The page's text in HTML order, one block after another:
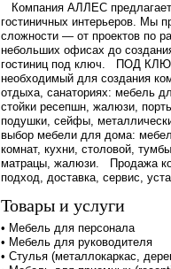
Компания АЛЛЕС
гостиничных интерьеров. Мы
сложности — от проектов по
небольших офисах до
гостиниц под ключ. ПОД
необходимый для создания
отдыха, санаториях: мебель
стойки ресепшн, жалюзи,
подушки, сейфы,
выбор мебели для дома:
комнат, кухни, столовой,
матрацы, жалюзи. Продажа
подход, доставка, сервис,
Товары и услуги
• Мебель для персонала
• Мебель для руководителя
• Стулья (металлокаркас,